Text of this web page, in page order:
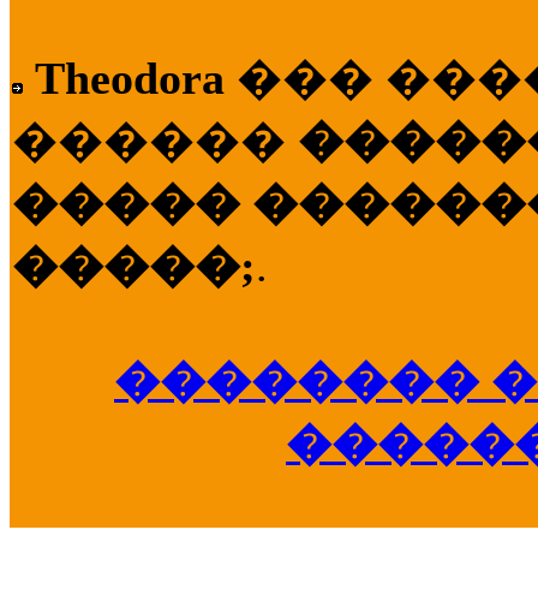
Theodora ���
������
�����
�����;.
��������